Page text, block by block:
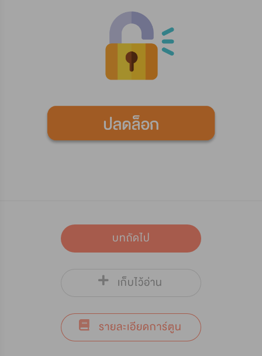
บทถัดไป
เก็บไว้อ่าน
รายละเอียดการ์ตูน